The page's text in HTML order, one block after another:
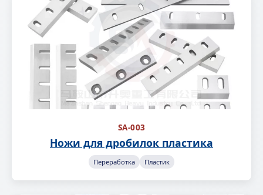
SA-003
Ножи для дробилок пластика
Переработка Пластик